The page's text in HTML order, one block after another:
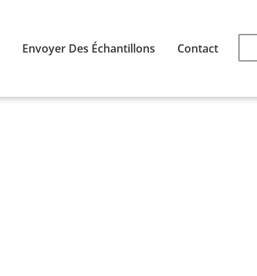
Envoyer Des Échantillons Contact